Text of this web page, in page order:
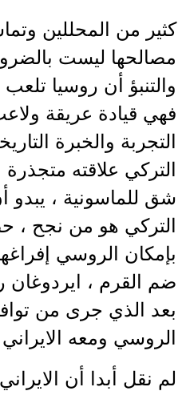
كثير من المحللين
مصالحها ليست
والتنبؤ أن روسيا
فهي قيادة عريقة
التجربة والخبرة
التركي علاقته
شق للماسونية ، يبدو
بإمكان الروسي
ضم القرم ،
بعد الذي جرى من
الروسي ومعه
لم نقل أبدا أن